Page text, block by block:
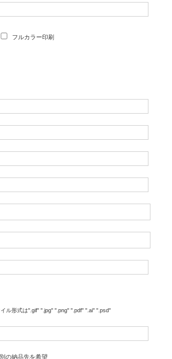
フルカラー印刷
ル形式は".gif" ".jpg" ".png" ".pdf" ".ai" ".psd"
別の納品先を希望